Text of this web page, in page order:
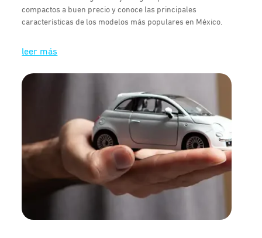
compactos a buen precio y conoce las principales
características de los modelos más populares en México.
leer más